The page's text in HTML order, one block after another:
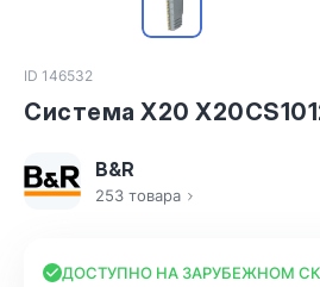
ID 146532
Система X20
B&R
253 товара
ДОСТУПНО НА ЗАРУБЕЖНОМ